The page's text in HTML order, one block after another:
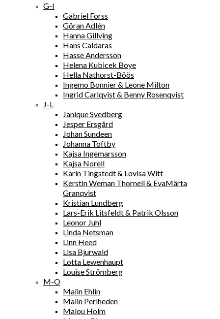
G-I
Gabriel Forss
Göran Adlén
Hanna Gillving
Hans Caldaras
Hasse Andersson
Helena Kubicek Boye
Hella Nathorst-Böös
Ingemo Bonnier & Leone Milton
Ingrid Carlqvist & Benny Rosenqvist
J-L
Janique Svedberg
Jesper Ersgård
Johan Sundeen
Johanna Toftby
Kajsa Ingemarsson
Kajsa Norell
Karin Tingstedt & Lovisa Witt
Kerstin Weman Thornell & EvaMärta
Granqvist
Kristian Lundberg
Lars-Erik Litsfeldt & Patrik Olsson
Leonor Juhl
Linda Netsman
Linn Heed
Lisa Bjurwald
Lotta Lewenhaupt
Louise Strömberg
M-O
Malin Ehlin
Malin Perlheden
Malou Holm